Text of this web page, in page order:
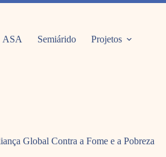
ASA Semiárido Projetos
Global Contra a Fome e a Pobreza